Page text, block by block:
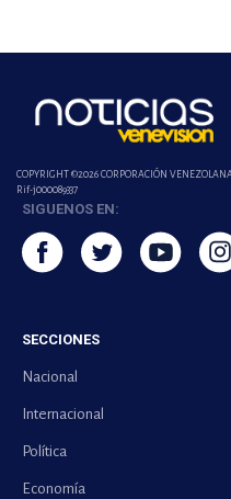
COPYRIGHT ©2026 CORPORACIÓN
Rif-j000089337
SIGUENOS EN:
SECCIONES
Nacional
Internacional
Política
Economía